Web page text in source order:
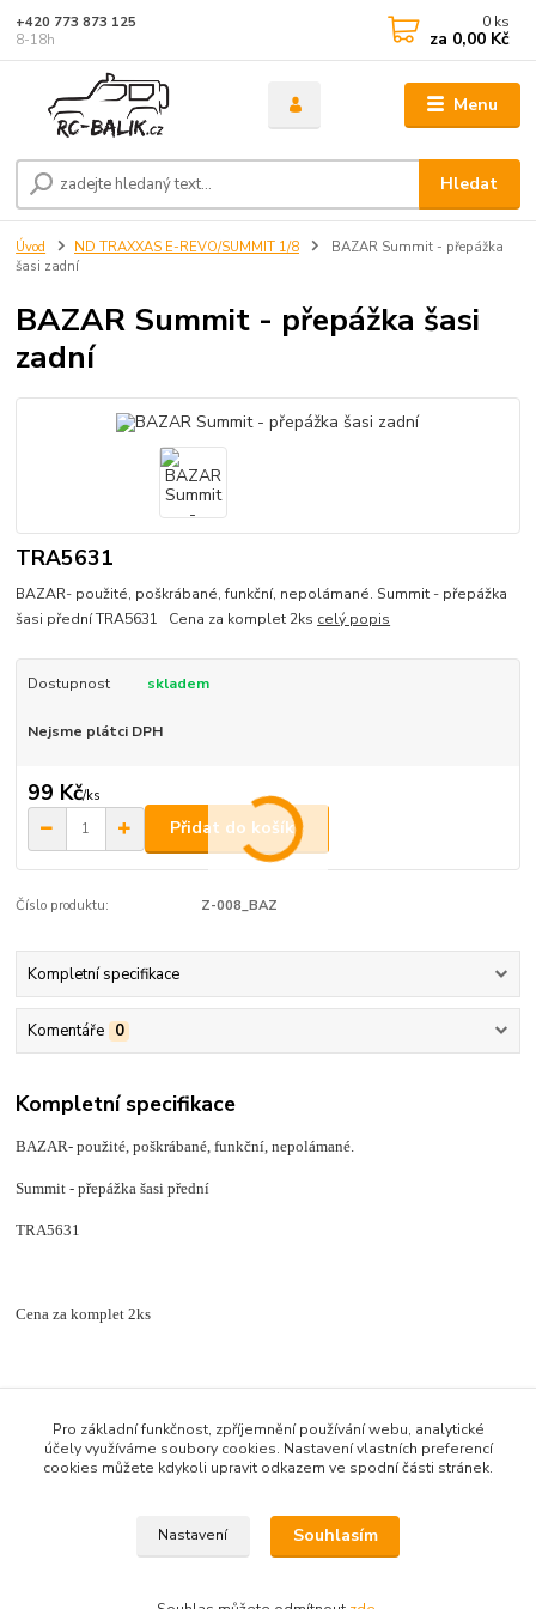
Menu
Hledat
+420 773 873 125
8-18h
0 ks
za 0,00 Kč
Úvod ND TRAXXAS E-REVO/SUMMIT 1/8
BAZAR Summit - přepážka
šasi zadní
BAZAR Summit - přepážka šasi
zadní
TRA5631
BAZAR- použité, poškrábané, funkční, nepolámané. Summit - přepážka
šasi přední TRA5631 Cena za komplet 2ks celý popis
Dostupnost skladem
Nejsme plátci DPH
99 Kč/ks
Přidat do košíku
Číslo produktu: Z-008_BAZ
Kompletní specifikace
Komentáře 0
Kompletní specifikace
BAZAR- použité, poškrábané, funkční, nepolámané.
Summit - přepážka šasi přední
TRA5631
Cena za komplet 2ks
Zboží zařazeno v kategoriích
ND TRAXXAS E-REVO/SUMMIT 1/8
Pro základní funkčnost, zpříjemnění používání webu, analytické
účely využíváme soubory cookies. Nastavení vlastních preferencí
cookies můžete kdykoli upravit odkazem ve spodní části stránek.
Nastavení Souhlasím